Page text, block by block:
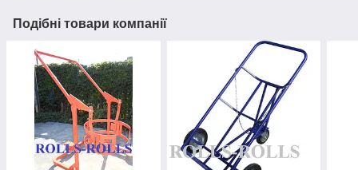
Подібні товари компанії